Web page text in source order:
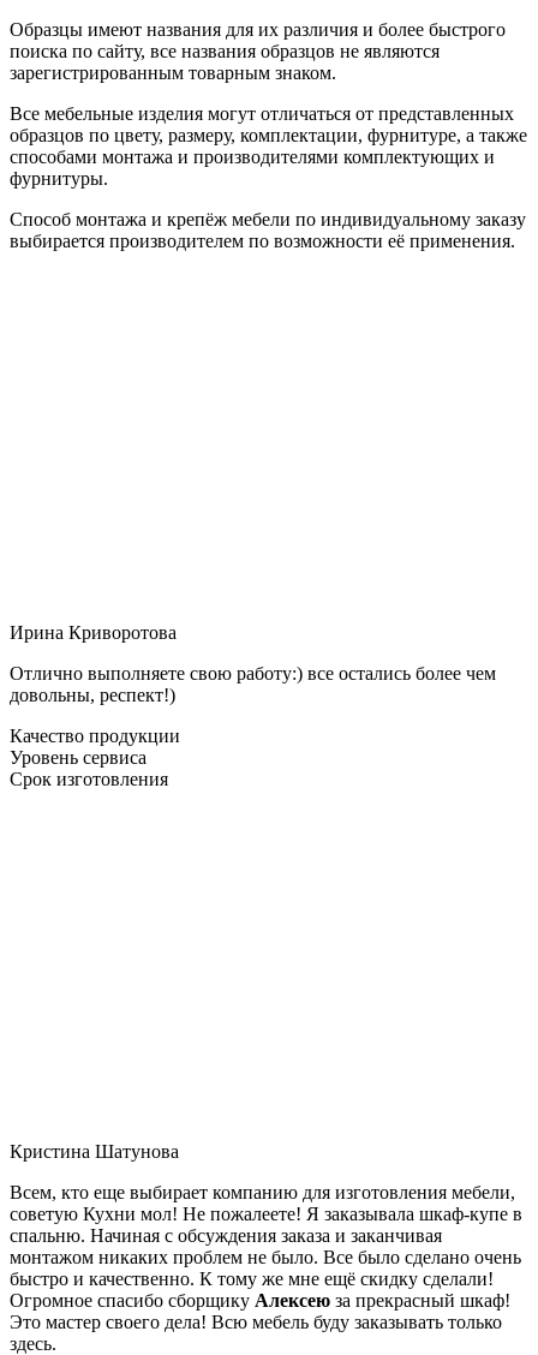
Образцы имеют названия для их различия и более быстрого
поиска по сайту, все названия образцов не являются
зарегистрированным товарным знаком.
Все мебельные изделия могут отличаться от представленных
образцов по цвету, размеру, комплектации, фурнитуре, а также
способами монтажа и производителями комплектующих и
фурнитуры.
Способ монтажа и крепёж мебели по индивидуальному заказу
выбирается производителем по возможности её применения.
Ирина Криворотова
Отлично выполняете свою работу:) все остались более чем
довольны, респект!)
Качество продукции
Уровень сервиса
Срок изготовления
Кристина Шатунова
Всем, кто еще выбирает компанию для изготовления мебели,
советую Кухни мол! Не пожалеете! Я заказывала шкаф-купе в
спальню. Начиная с обсуждения заказа и заканчивая
монтажом никаких проблем не было. Все было сделано очень
быстро и качественно. К тому же мне ещё скидку сделали!
Огромное спасибо сборщику Алексею за прекрасный шкаф!
Это мастер своего дела! Всю мебель буду заказывать только
здесь.